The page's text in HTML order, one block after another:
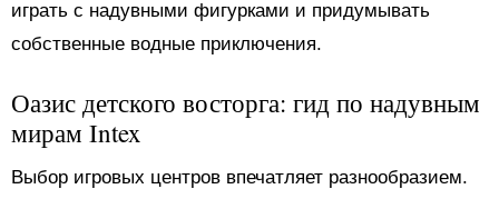
играть с надувными фигурками и придумывать
собственные водные приключения.
Оазис детского восторга: гид по надувным
мирам Intex
Выбор игровых центров впечатляет разнообразием.